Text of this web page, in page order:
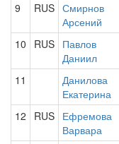
9 RUS Смирнов
Арсений
10 RUS Павлов
Даниил
11
Данилова
Екатерина
12 RUS Ефремова
Варвара